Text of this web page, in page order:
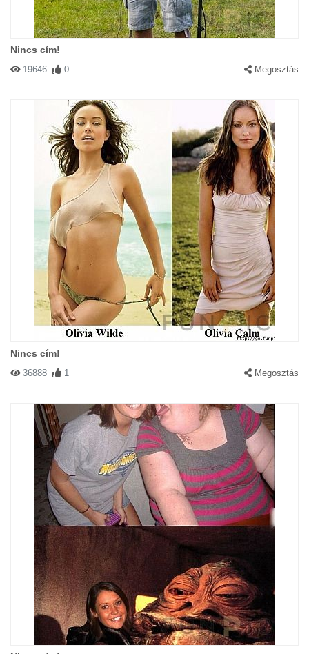
Nincs cím!
19646 0 Megosztás
Nincs cím!
36888 1 Megosztás